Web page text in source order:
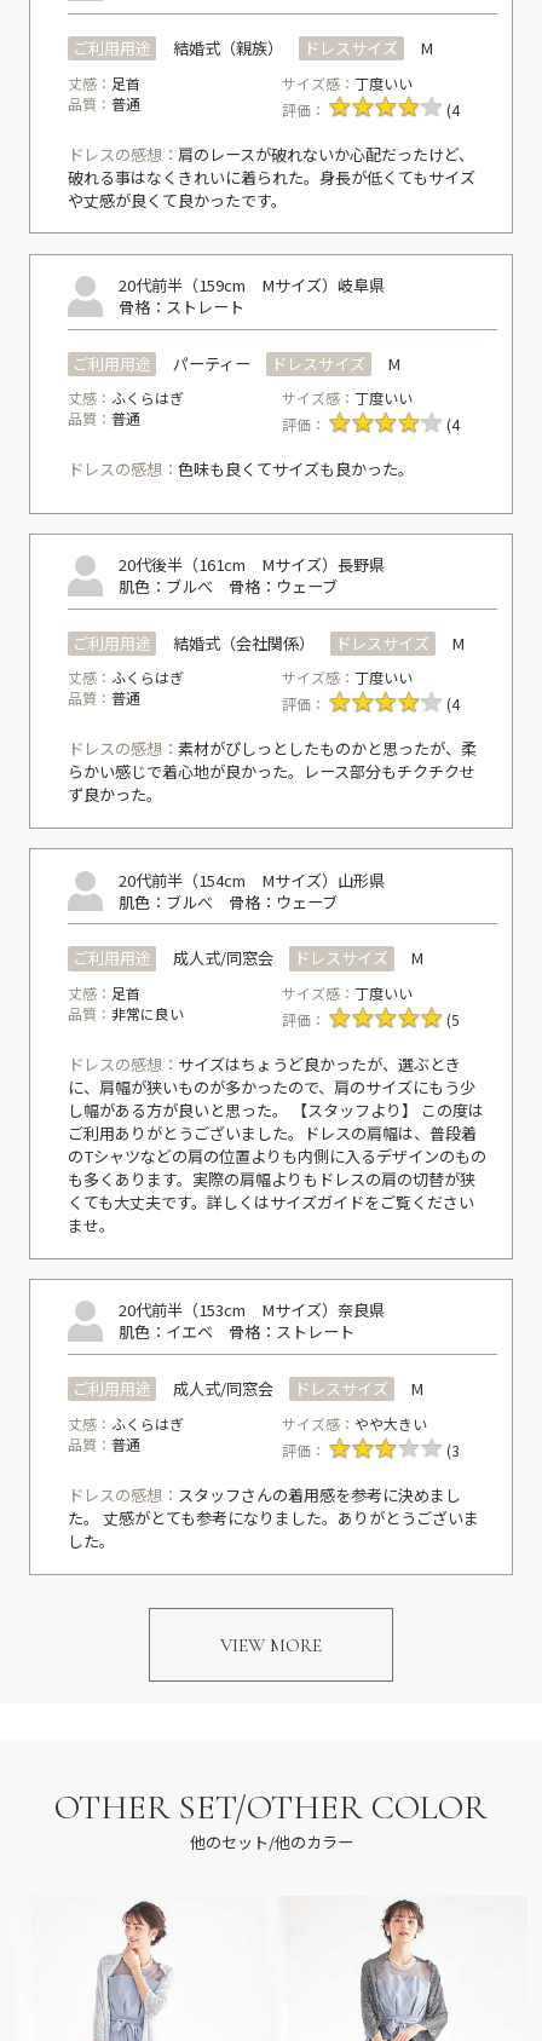
ご利用用途 結婚式（親族） ドレスサイズ M
丈感： 足首 サイズ感：丁度いい
品質： 普通 評価： (4
ドレスの感想： 肩のレースが破れないか心配だったけど、
破れる事はなくきれいに着られた。身長が低くてもサイズ
や丈感が良くて良かったです。
20代前半（159cm Mサイズ） 岐阜県
骨格：ストレート
ご利用用途 パーティー ドレスサイズ M
丈感： ふくらはぎ サイズ感：丁度いい
品質： 普通 評価： (4
ドレスの感想： 色味も良くてサイズも良かった。
20代後半（161cm Mサイズ） 長野県
肌色：ブルべ 骨格：ウェーブ
ご利用用途 結婚式（会社関係） ドレスサイズ M
丈感： ふくらはぎ サイズ感：丁度いい
品質： 普通 評価： (4
ドレスの感想： 素材がぴしっとしたものかと思ったが、柔
らかい感じで着心地が良かった。レース部分もチクチクせ
ず良かった。
20代前半（154cm Mサイズ） 山形県
肌色：ブルべ 骨格：ウェーブ
ご利用用途 成人式/同窓会 ドレスサイズ M
丈感： 足首 サイズ感：丁度いい
品質： 非常に良い 評価： (5
ドレスの感想： サイズはちょうど良かったが、選ぶとき
に、肩幅が狭いものが多かったので、肩のサイズにもう少
し幅がある方が良いと思った。 【スタッフより】 この度は
ご利用ありがとうございました。ドレスの肩幅は、普段着
のTシャツなどの肩の位置よりも内側に入るデザインのもの
も多くあります。実際の肩幅よりもドレスの肩の切替が狭
くても大丈夫です。詳しくはサイズガイドをご覧ください
ませ。
20代前半（153cm Mサイズ） 奈良県
肌色：イエベ 骨格：ストレート
ご利用用途 成人式/同窓会 ドレスサイズ M
丈感： ふくらはぎ サイズ感： やや大きい
品質： 普通 評価： (3
ドレスの感想： スタッフさんの着用感を参考に決めまし
た。 丈感がとても参考になりました。ありがとうございま
した。
VIEW MORE
OTHER SET/OTHER COLOR
他のセット/他のカラー